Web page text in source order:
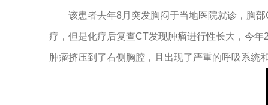
该患者去年8月突发胸闷于当地医院就诊，胸
疗，但是化疗后复查CT发现肿瘤进行性长大，今
肿瘤挤压到了右侧胸腔，且出现了严重的呼吸系统